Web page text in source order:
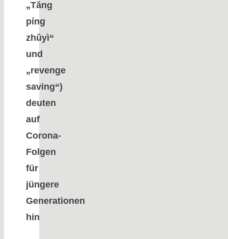
„Tǎng
píng
zhǔyì“
und
„revenge
saving“)
deuten
auf
Corona-
Folgen
für
jüngere
Generationen
hin